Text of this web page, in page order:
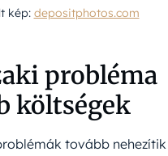
kép: depositphotos.com
probléma
költségek
tovább nehezítik